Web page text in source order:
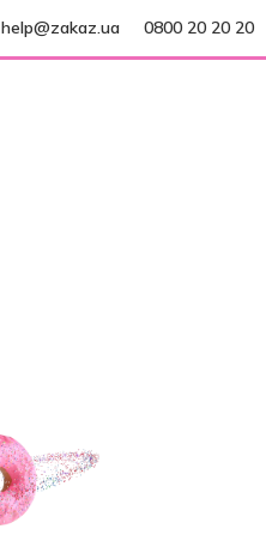
help@zakaz.ua 0800 20 20 20